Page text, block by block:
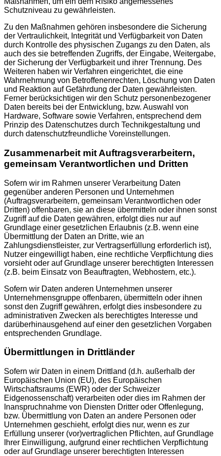
Schutzniveau zu gewährleisten.
Zu den Maßnahmen gehören insbesondere die Sicherung
der Vertraulichkeit, Integrität und Verfügbarkeit von Daten
durch Kontrolle des physischen Zugangs zu den Daten, als
auch des sie betreffenden Zugriffs, der Eingabe, Weitergabe,
der Sicherung der Verfügbarkeit und ihrer Trennung. Des
Weiteren haben wir Verfahren eingerichtet, die eine
Wahrnehmung von Betroffenenrechten, Löschung von Daten
und Reaktion auf Gefährdung der Daten gewährleisten.
Ferner berücksichtigen wir den Schutz personenbezogener
Daten bereits bei der Entwicklung, bzw. Auswahl von
Hardware, Software sowie Verfahren, entsprechend dem
Prinzip des Datenschutzes durch Technikgestaltung und
durch datenschutzfreundliche Voreinstellungen.
Zusammenarbeit mit Auftragsverarbeitern,
gemeinsam Verantwortlichen und Dritten
Sofern wir im Rahmen unserer Verarbeitung Daten
gegenüber anderen Personen und Unternehmen
(Auftragsverarbeitern, gemeinsam Verantwortlichen oder
Dritten) offenbaren, sie an diese übermitteln oder ihnen sonst
Zugriff auf die Daten gewähren, erfolgt dies nur auf
Grundlage einer gesetzlichen Erlaubnis (z.B. wenn eine
Übermittlung der Daten an Dritte, wie an
Zahlungsdienstleister, zur Vertragserfüllung erforderlich ist),
Nutzer eingewilligt haben, eine rechtliche Verpflichtung dies
vorsieht oder auf Grundlage unserer berechtigten Interessen
(z.B. beim Einsatz von Beauftragten, Webhostern, etc.).
Sofern wir Daten anderen Unternehmen unserer
Unternehmensgruppe offenbaren, übermitteln oder ihnen
sonst den Zugriff gewähren, erfolgt dies insbesondere zu
administrativen Zwecken als berechtigtes Interesse und
darüberhinausgehend auf einer den gesetzlichen Vorgaben
entsprechenden Grundlage.
Übermittlungen in Drittländer
Sofern wir Daten in einem Drittland (d.h. außerhalb der
Europäischen Union (EU), des Europäischen
Wirtschaftsraums (EWR) oder der Schweizer
Eidgenossenschaft) verarbeiten oder dies im Rahmen der
Inanspruchnahme von Diensten Dritter oder Offenlegung,
bzw. Übermittlung von Daten an andere Personen oder
Unternehmen geschieht, erfolgt dies nur, wenn es zur
Erfüllung unserer (vor)vertraglichen Pflichten, auf Grundlage
Ihrer Einwilligung, aufgrund einer rechtlichen Verpflichtung
oder auf Grundlage unserer berechtigten Interessen